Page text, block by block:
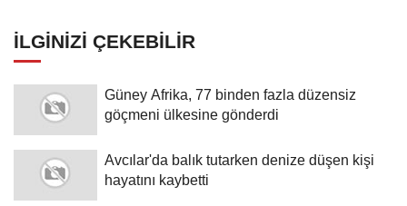
İLGINIZI ÇEKEBILIR
Güney Afrika, 77 binden fazla düzensiz
göçmeni ülkesine gönderdi
Avcılar'da balık tutarken denize düşen kişi
hayatını kaybetti